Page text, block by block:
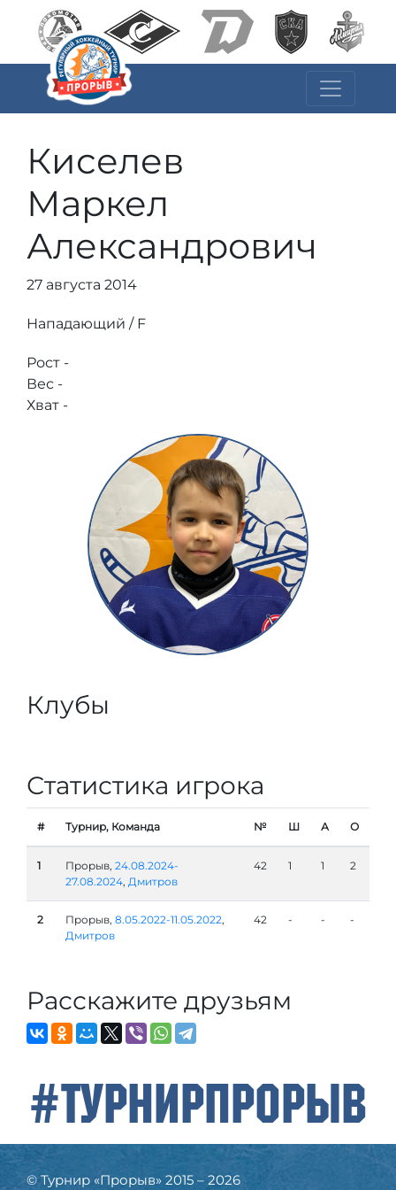
Киселев
Маркел
Александрович
27 августа 2014
Нападающий / F
Рост -
Вес -
Хват -
Клубы
Статистика игрока
# Турнир, Команда № Ш А О
1 Прорыв, 24.08.2024-
27.08.2024, Дмитров
42 1 1 2
2 Прорыв, 8.05.2022-11.05.2022,
Дмитров
42 - - -
Расскажите друзьям
#ТурнирПрорыв
© Турнир «Прорыв» 2015 – 2026